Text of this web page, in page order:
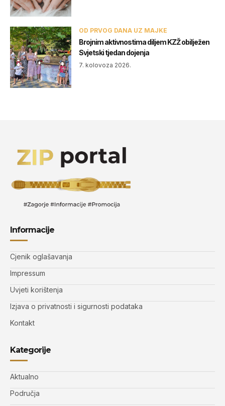
OD PRVOG DANA UZ MAJKE
Brojnim aktivnostima diljem KZŽ obilježen
Svjetski tjedan dojenja
7. kolovoza 2026.
Informacije
Cjenik oglašavanja
Impressum
Uvjeti korištenja
Izjava o privatnosti i sigurnosti podataka
Kontakt
Kategorije
Aktualno
Područja